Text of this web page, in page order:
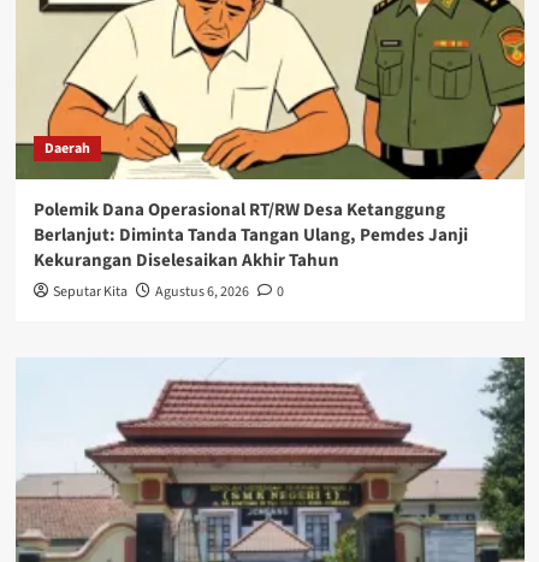
Daerah
Polemik Dana Operasional RT/RW Desa Ketanggung
Berlanjut: Diminta Tanda Tangan Ulang, Pemdes Janji
Kekurangan Diselesaikan Akhir Tahun
Seputar Kita Agustus 6, 2026 0